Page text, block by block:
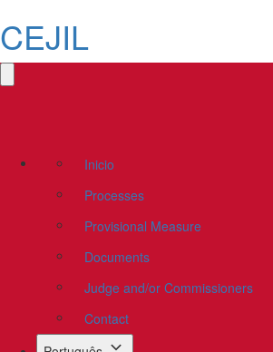
CEJIL
Inicio
Processes
Provisional Measure
Documents
Judge and/or Commissioners
Contact